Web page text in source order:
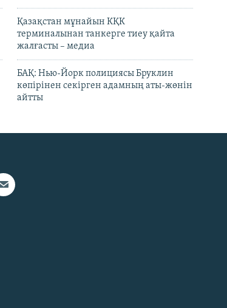
Қазақстан мұнайын КҚК
терминалынан танкерге тиеу қайта
жалғасты – медиа
БАҚ: Нью-Йорк полициясы Бруклин
көпірінен секірген адамның аты-жөнін
айтты